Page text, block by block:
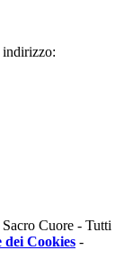
indirizzo:
Cuore - Tutti
dei Cookies -